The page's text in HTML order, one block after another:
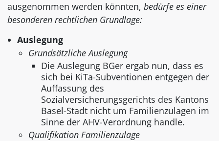
ausgenommen werden könnten, bedürfe es einer
besonderen rechtlichen Grundlage:
Auslegung
Grundsätzliche Auslegung
Die Auslegung BGer ergab nun, dass es
sich bei KiTa-Subventionen entgegen der
Auffassung des
Sozialversicherungsgerichts des Kantons
Basel-Stadt nicht um Familienzulagen im
Sinne der AHV-Verordnung handle.
Qualifikation Familienzulage